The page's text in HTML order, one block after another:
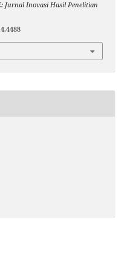
Jurnal Inovasi Hasil Penelitian